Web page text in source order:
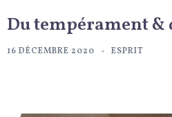
Du tempérament &
16 DÉCEMBRE 2020 ESPRIT